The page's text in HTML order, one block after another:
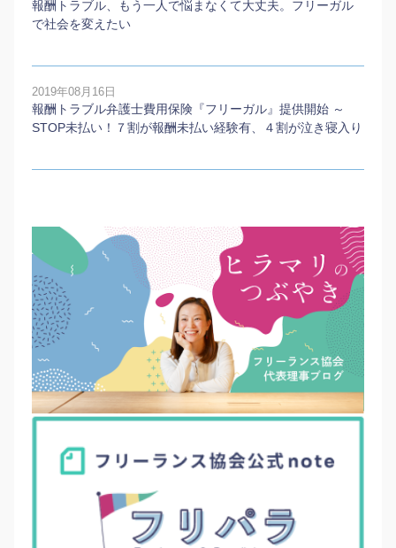
報酬トラブル、もう一人で悩まなくて大丈夫。フリーガル
で社会を変えたい
2019年08月16日
報酬トラブル弁護士費用保険『フリーガル』提供開始 ～
STOP未払い！７割が報酬未払い経験有、４割が泣き寝入り